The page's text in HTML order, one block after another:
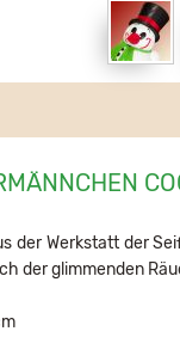
der Werkstatt der
der glimmenden